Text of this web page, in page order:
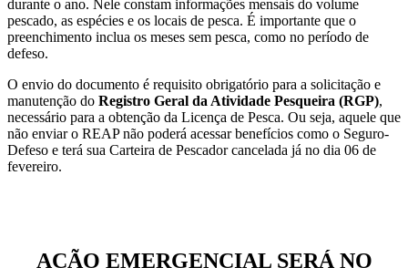
durante o ano. Nele constam informações mensais do volume
pescado, as espécies e os locais de pesca. É importante que o
preenchimento inclua os meses sem pesca, como no período de
defeso.
O envio do documento é requisito obrigatório para a solicitação e
manutenção do Registro Geral da Atividade Pesqueira (RGP),
necessário para a obtenção da Licença de Pesca. Ou seja, aquele que
não enviar o REAP não poderá acessar benefícios como o Seguro-
Defeso e terá sua Carteira de Pescador cancelada já no dia 06 de
fevereiro.
AÇÃO EMERGENCIAL SERÁ NO